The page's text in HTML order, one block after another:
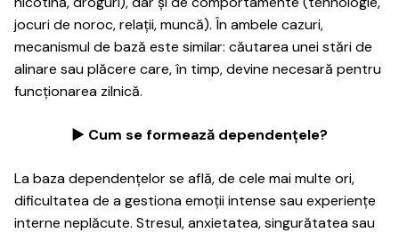
jocuri de noroc, relații, muncă). În ambele cazuri,
mecanismul de bază este similar: căutarea unei stări de
alinare sau plăcere care, în timp, devine necesară pentru
funcționarea zilnică.
► Cum se formează dependențele?
La baza dependențelor se află, de cele mai multe ori,
dificultatea de a gestiona emoții intense sau experiențe
interne neplăcute. Stresul, anxietatea, singurătatea sau